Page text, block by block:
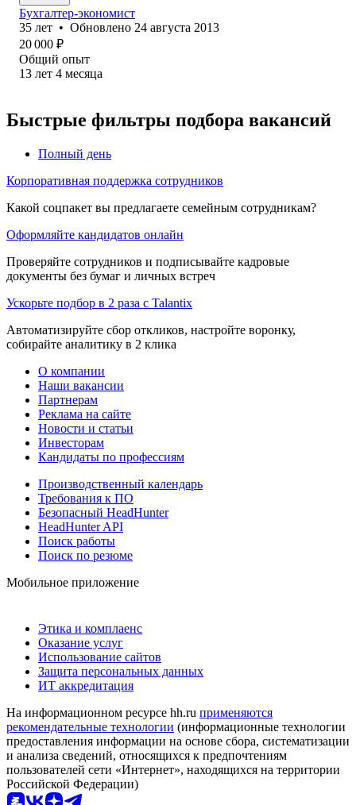
Бухгалтер-экономист
35 лет • Обновлено 24 августа 2013
20 000 ₽
Общий опыт
13 лет 4 месяца
Быстрые фильтры подбора вакансий
Полный день
Корпоративная поддержка сотрудников
Какой соцпакет вы предлагаете семейным сотрудникам?
Оформляйте кандидатов онлайн
Проверяйте сотрудников и подписывайте кадровые
документы без бумаг и личных встреч
Ускорьте подбор в 2 раза с Talantix
Автоматизируйте сбор откликов, настройте воронку,
собирайте аналитику в 2 клика
О компании
Наши вакансии
Партнерам
Реклама на сайте
Новости и статьи
Инвесторам
Кандидаты по профессиям
Производственный календарь
Требования к ПО
Безопасный HeadHunter
HeadHunter API
Поиск работы
Поиск по резюме
Мобильное приложение
Этика и комплаенс
Оказание услуг
Использование сайтов
Защита персональных данных
ИТ аккредитация
На информационном ресурсе hh.ru применяются
рекомендательные технологии (информационные технологии
предоставления информации на основе сбора, систематизации
и анализа сведений, относящихся к предпочтениям
пользователей сети «Интернет», находящихся на территории
Российской Федерации)